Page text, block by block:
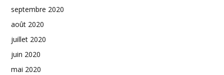
septembre 2020
août 2020
juillet 2020
juin 2020
mai 2020